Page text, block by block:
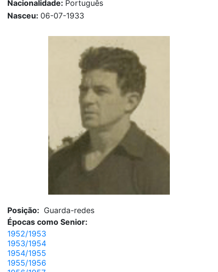
Nacionalidade: Português
Nasceu: 06-07-1933
Posição: Guarda-redes
Épocas como Senior:
1952/1953
1953/1954
1954/1955
1955/1956